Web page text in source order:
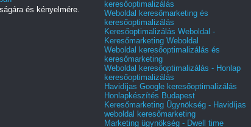
és kényelmére.
keresőoptimalizálás
Weboldal keresőmarketing és
keresőoptimalizálás
Keresőoptimalizálás Weboldal -
Keresőmarketing Weboldal
Weboldal keresőoptimalizálás és
keresőmarketing
Weboldal keresőoptimalizálás - Honlap
keresőoptimalizálás
Havidíjas Google keresőoptimalizálás
Honlapkészítés Budapest
Keresőmarketing Ügynökség - Havidíjas
weboldal keresőmarketing
Marketing ügynökség - Dwell time